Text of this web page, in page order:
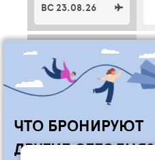
ВС 23.08.26
ПН 24.08.26
ЧТО БРОНИРУЮТ
ДРУГИЕ СЕГОДНЯ?